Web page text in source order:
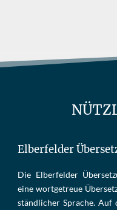
Elberfelder
Die Elber­fel­der
eine wort­ge­treue
ständ­li­cher Spra­che.